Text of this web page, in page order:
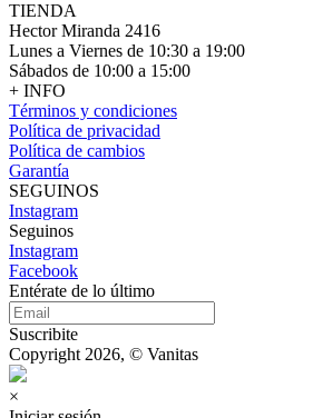
TIENDA
Hector Miranda 2416
Lunes a Viernes de 10:30 a 19:00
Sábados de 10:00 a 15:00
+ INFO
Términos y condiciones
Política de privacidad
Política de cambios
Garantía
SEGUINOS
Instagram
Seguinos
Instagram
Facebook
Entérate de lo último
Suscribite
Copyright 2026, © Vanitas
×